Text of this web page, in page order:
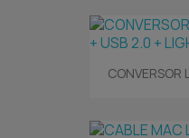
CONVERSOR